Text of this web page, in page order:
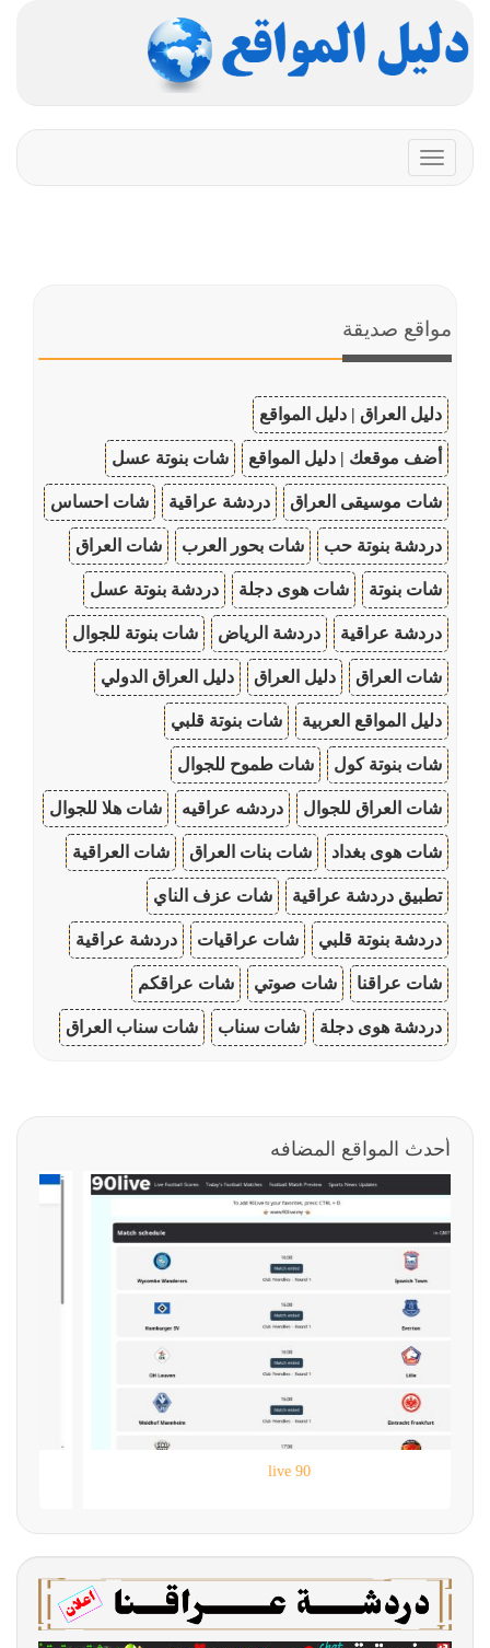
Toggle
navigation
مواقع صديقة
دليل العراق | دليل المواقع
أضف موقعك | دليل المواقع شات بنوتة عسل
شات موسيقى العراق دردشة عراقية شات احساس
دردشة بنوتة حب شات بحور العرب شات العراق
شات بنوتة شات هوى دجلة دردشة بنوتة عسل
دردشة عراقية دردشة الرياض شات بنوتة للجوال
شات العراق دليل العراق دليل العراق الدولي
دليل المواقع العربية شات بنوتة قلبي
شات بنوتة كول شات طموح للجوال
شات العراق للجوال دردشه عراقيه شات هلا للجوال
شات هوى بغداد شات بنات العراق شات العراقية
تطبيق دردشة عراقية شات عزف الناي
دردشة بنوتة قلبي شات عراقيات دردشة عراقية
شات عراقنا شات صوتي شات عراقكم
دردشة هوى دجلة شات سناب شات سناب العراق
أحدث المواقع المضافه